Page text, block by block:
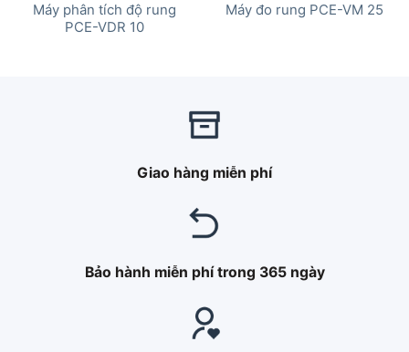
Máy phân tích độ rung
PCE-VDR 10
Máy đo rung PCE-VM 25
Giao hàng miễn phí
Bảo hành miễn phí trong 365 ngày